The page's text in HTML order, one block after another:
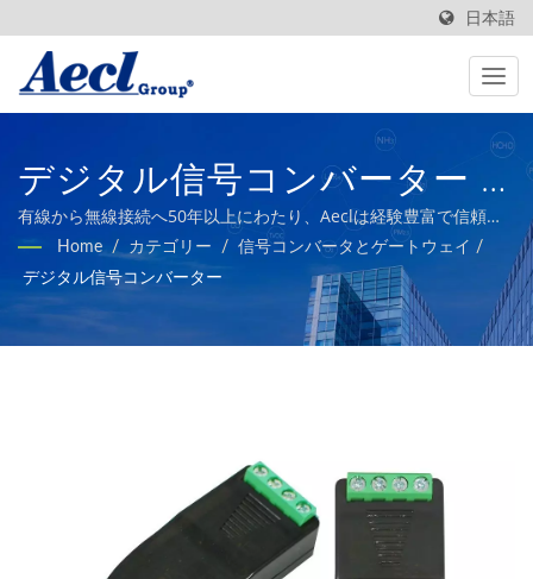
日本語
デジタル信号コンバーター |
台湾製 BAS & HVAC システム
ビル屋内空気品質トランスミ
ッター製造業者 | Aecl
有線から無線接続へ50年以上にわたり、Aeclは経験豊富で信頼で
きるメーカーとして、建物、産業オートメーション、スマート農
業、HVACシステム向けの高品質なセンサー製品を提供してきまし
た。
Home / カテゴリー / 信号コンバータとゲートウェイ /
デジタル信号コンバーター